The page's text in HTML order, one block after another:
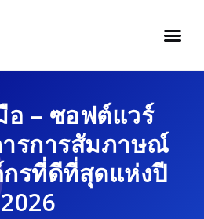
– ซอฟต์แวร์
รการสัมภาษณ์
รที่ดีที่สุดแห่งปี
2026